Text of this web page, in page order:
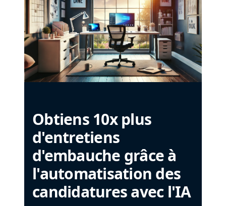
Obtiens 10x plus
d'entretiens
d'embauche grâce à
l'automatisation des
candidatures avec l'IA